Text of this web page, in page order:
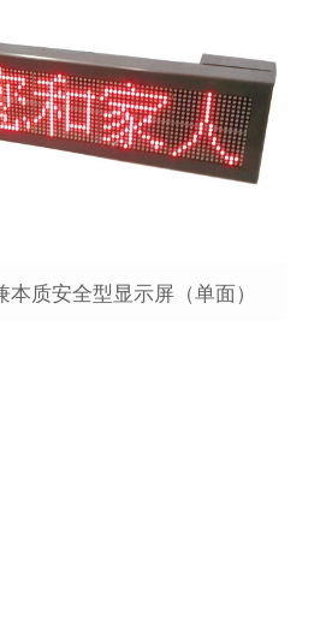
本质安全型显示屏（单面）